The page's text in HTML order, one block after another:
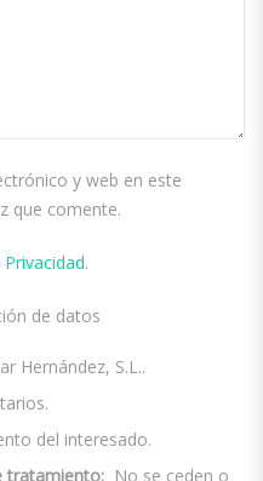
y web en este
que comente.
.
de datos
Hernández, S.L..
del interesado.
tratamiento: No se ceden o